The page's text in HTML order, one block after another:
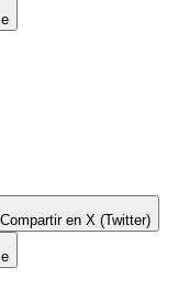
Compartir en X (Twitter)